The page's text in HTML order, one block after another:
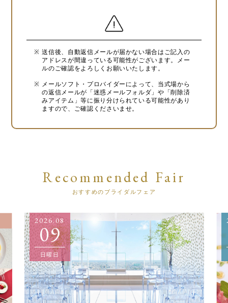
送信後、自動返信メールが届かない場合はご記入の
アドレスが間違っている可能性がございます。メー
ルのご確認をよろしくお願いいたします。
メールソフト・プロバイダーによって、当式場から
の返信メールが「迷惑メールフォルダ」や「削除済
みアイテム」等に振り分けられている可能性があり
ますので、ご確認くださいませ。
Recommended Fair
おすすめのブライダルフェア
2026.08
09
日曜日